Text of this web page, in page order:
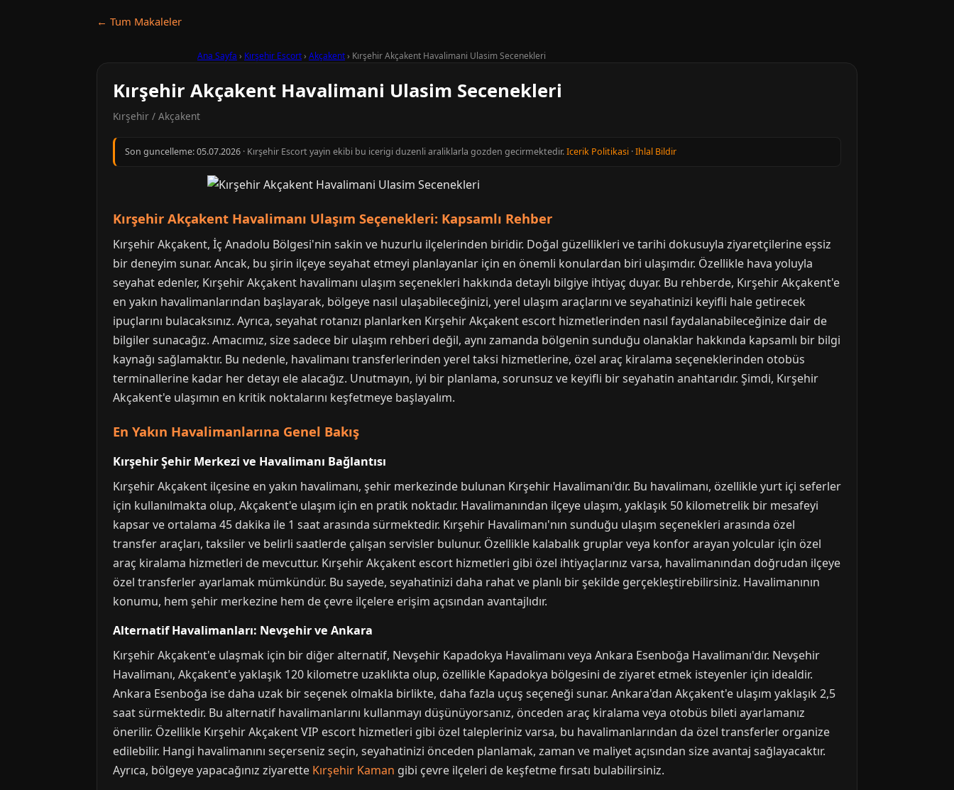
← Tum Makaleler
Ana Sayfa › Kırşehir Escort› Akçakent› Kırşehir Akçakent Havalimani Ulasim Secenekleri
Kırşehir Akçakent Havalimani Ulasim Secenekleri
Kırşehir / Akçakent
Son guncelleme:05.07.2026 · Kırşehir Escort yayin ekibi bu icerigi duzenli araliklarla gozden gecirmektedir.Icerik Politikasi ·Ihlal Bildir
Kırşehir Akçakent Havalimanı Ulaşım Seçenekleri: Kapsamlı Rehber
Kırşehir Akçakent, İç Anadolu Bölgesi'nin sakin ve huzurlu ilçelerinden biridir. Doğal güzellikleri ve tarihi dokusuyla ziyaretçilerine eşsiz
bir deneyim sunar. Ancak, bu şirin ilçeye seyahat etmeyi planlayanlar için en önemli konulardan biri ulaşımdır. Özellikle hava yoluyla
seyahat edenler, Kırşehir Akçakent havalimanı ulaşım seçenekleri hakkında detaylı bilgiye ihtiyaç duyar. Bu rehberde, Kırşehir Akçakent'e
en yakın havalimanlarından başlayarak, bölgeye nasıl ulaşabileceğinizi, yerel ulaşım araçlarını ve seyahatinizi keyifli hale getirecek
ipuçlarını bulacaksınız. Ayrıca, seyahat rotanızı planlarken Kırşehir Akçakent escort hizmetlerinden nasıl faydalanabileceğinize dair de
bilgiler sunacağız. Amacımız, size sadece bir ulaşım rehberi değil, aynı zamanda bölgenin sunduğu olanaklar hakkında kapsamlı bir bilgi
kaynağı sağlamaktır. Bu nedenle, havalimanı transferlerinden yerel taksi hizmetlerine, özel araç kiralama seçeneklerinden otobüs
terminallerine kadar her detayı ele alacağız. Unutmayın, iyi bir planlama, sorunsuz ve keyifli bir seyahatin anahtarıdır. Şimdi, Kırşehir
Akçakent'e ulaşımın en kritik noktalarını keşfetmeye başlayalım.
En Yakın Havalimanlarına Genel Bakış
Kırşehir Şehir Merkezi ve Havalimanı Bağlantısı
Kırşehir Akçakent ilçesine en yakın havalimanı, şehir merkezinde bulunan Kırşehir Havalimanı'dır. Bu havalimanı, özellikle yurt içi seferler
için kullanılmakta olup, Akçakent'e ulaşım için en pratik noktadır. Havalimanından ilçeye ulaşım, yaklaşık 50 kilometrelik bir mesafeyi
kapsar ve ortalama 45 dakika ile 1 saat arasında sürmektedir. Kırşehir Havalimanı'nın sunduğu ulaşım seçenekleri arasında özel
transfer araçları, taksiler ve belirli saatlerde çalışan servisler bulunur. Özellikle kalabalık gruplar veya konfor arayan yolcular için özel
araç kiralama hizmetleri de mevcuttur. Kırşehir Akçakent escort hizmetleri gibi özel ihtiyaçlarınız varsa, havalimanından doğrudan ilçeye
özel transferler ayarlamak mümkündür. Bu sayede, seyahatinizi daha rahat ve planlı bir şekilde gerçekleştirebilirsiniz. Havalimanının
konumu, hem şehir merkezine hem de çevre ilçelere erişim açısından avantajlıdır.
Alternatif Havalimanları: Nevşehir ve Ankara
Kırşehir Akçakent'e ulaşmak için bir diğer alternatif, Nevşehir Kapadokya Havalimanı veya Ankara Esenboğa Havalimanı'dır. Nevşehir
Havalimanı, Akçakent'e yaklaşık 120 kilometre uzaklıkta olup, özellikle Kapadokya bölgesini de ziyaret etmek isteyenler için idealdir.
Ankara Esenboğa ise daha uzak bir seçenek olmakla birlikte, daha fazla uçuş seçeneği sunar. Ankara'dan Akçakent'e ulaşım yaklaşık 2,5
saat sürmektedir. Bu alternatif havalimanlarını kullanmayı düşünüyorsanız, önceden araç kiralama veya otobüs bileti ayarlamanız
önerilir. Özellikle Kırşehir Akçakent VIP escort hizmetleri gibi özel talepleriniz varsa, bu havalimanlarından da özel transferler organize
edilebilir. Hangi havalimanını seçerseniz seçin, seyahatinizi önceden planlamak, zaman ve maliyet açısından size avantaj sağlayacaktır.
Ayrıca, bölgeye yapacağınız ziyarette Kırşehir Kaman gibi çevre ilçeleri de keşfetme fırsatı bulabilirsiniz.